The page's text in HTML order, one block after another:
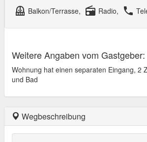
balcony Balkon/Terrasse, radio Radio, local_phone
Weitere Angaben vom Gastgeber:
Wohnung hat einen separaten Eingang, 2
und Bad
Wegbeschreibung